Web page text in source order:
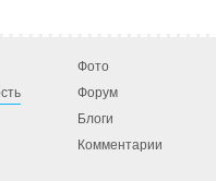
Фото
Форум
Блоги
Комментарии